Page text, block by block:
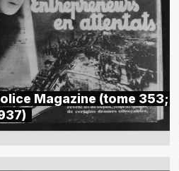
Magazine (tome 353;